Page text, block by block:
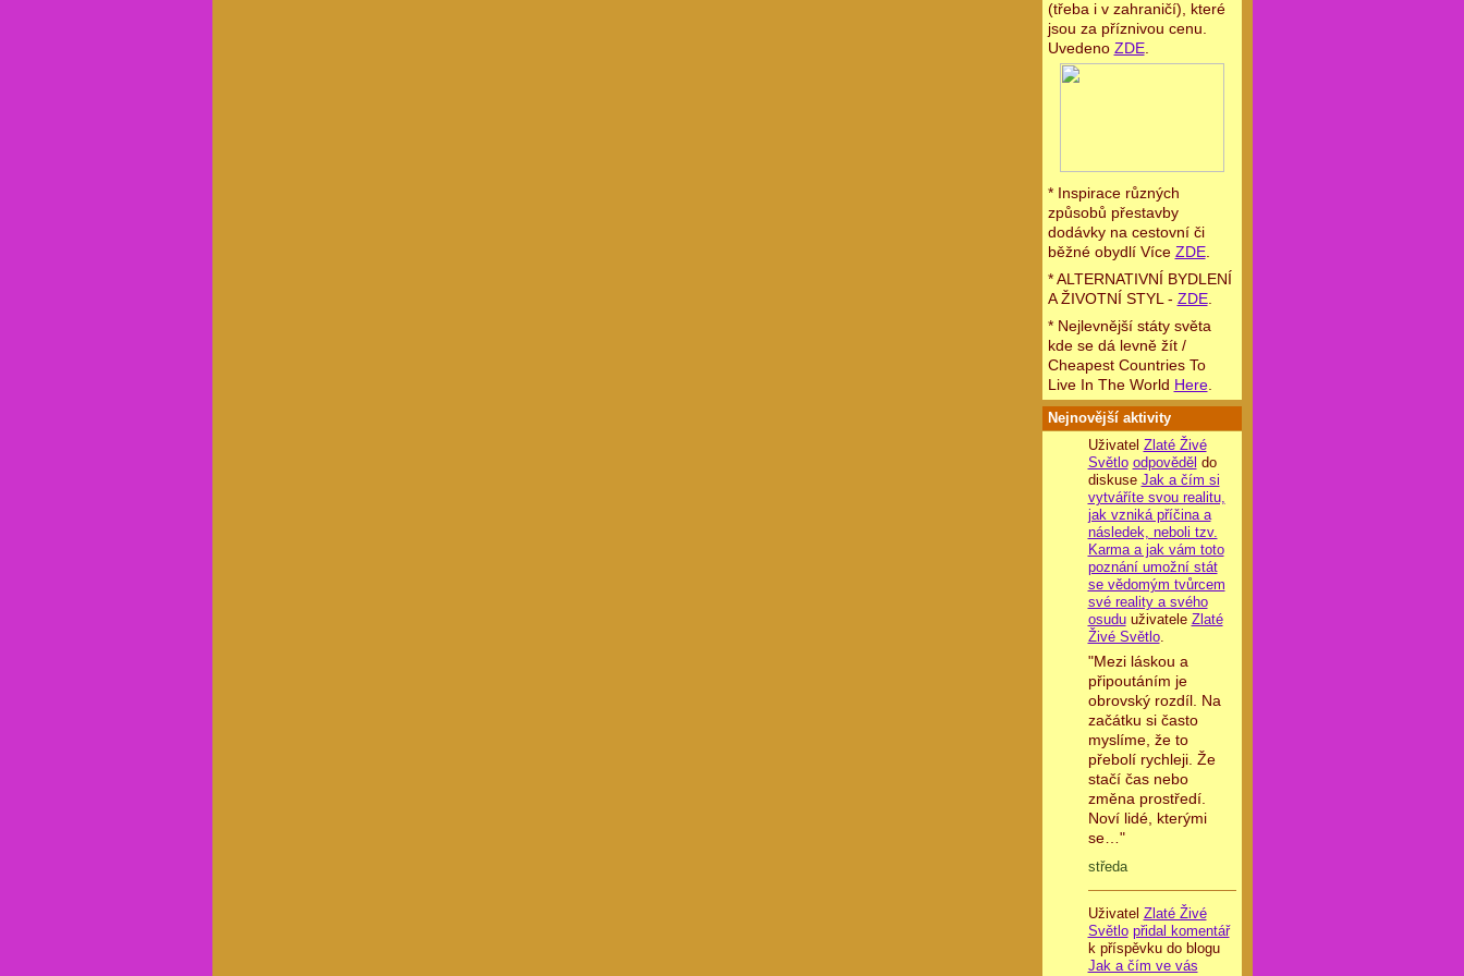
(třeba i v zahraničí), které
jsou za příznivou cenu.
Uvedeno ZDE.
* Inspirace různých
způsobů přestavby
dodávky na cestovní či
běžné obydlí Více ZDE.
* ALTERNATIVNÍ BYDLENÍ
A ŽIVOTNÍ STYL - ZDE.
* Nejlevnější státy světa
kde se dá levně žít /
Cheapest Countries To
Live In The World Here.
Nejnovější aktivity
Uživatel Zlaté Živé
Světlo odpověděl do
diskuse Jak a čím si
vytváříte svou realitu,
jak vzniká příčina a
následek, neboli tzv.
Karma a jak vám toto
poznání umožní stát
se vědomým tvůrcem
své reality a svého
osuduuživatele Zlaté
Živé Světlo.
"Mezi láskou a
připoutáním je
obrovský rozdíl. Na
začátku si často
myslíme, že to
přebolí rychleji. Že
stačí čas nebo
změna prostředí.
Noví lidé, kterými
se…"
středa
Uživatel Zlaté Živé
Světlo přidal komentář
k příspěvku do blogu
Jak a čím ve vás